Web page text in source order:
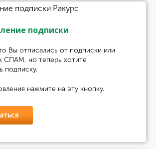
подписки
Вы отписались от подписки или
СПАМ, но теперь хотите
подписку.
нажмите на эту кнопку.